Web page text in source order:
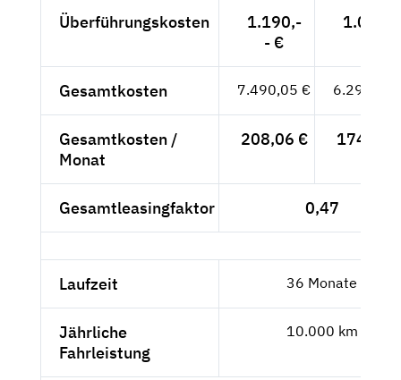
Überführungskosten
1.190,-
- €
1.000,-
Gesamtkosten 7.490,05 € 6.294,16
Gesamtkosten /
Monat
208,06 € 174,84
Gesamtleasingfaktor 0,47
Laufzeit 36 Monate
Jährliche
Fahrleistung
10.000 km